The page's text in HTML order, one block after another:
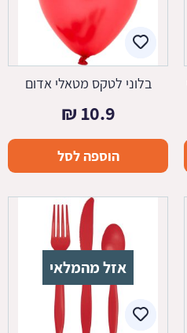
בלוני לטקס מטאלי אדום
10.9
₪
הוספה לסל
אזל מהמלאי